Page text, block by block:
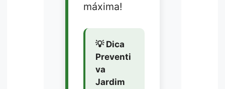
máxima!
💡 Dica
Preventi
va
Jardim